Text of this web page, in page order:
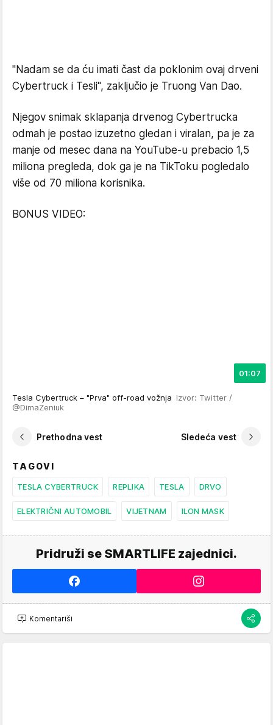
"Nadam se da ću imati čast da poklonim ovaj drveni
Cybertruck i Tesli", zaključio je Truong Van Dao.
Njegov snimak sklapanja drvenog Cybertrucka
odmah je postao izuzetno gledan i viralan, pa je za
manje od mesec dana na YouTube-u prebacio 1,5
miliona pregleda, dok ga je na TikToku pogledalo
više od 70 miliona korisnika.
BONUS VIDEO:
01:07
Tesla Cybertruck – "Prva" off-road vožnja Izvor: Twitter /
@DimaZeniuk
Prethodna vest Sledeća vest
TAGOVI
TESLA CYBERTRUCK REPLIKA TESLA DRVO
ELEKTRIČNI AUTOMOBIL VIJETNAM ILON MASK
Pridruži se SMARTLIFE zajednici.
Komentariši